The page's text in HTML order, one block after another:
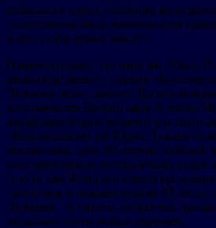
развивался спорт, особенно
спортсменов были возможности
и достигать новых высот».
Примечательно, что парк им. Юрия
непосредственно с парком
Лужкова тесно связано. По его
восстановлен Дворец царя Алексея
выдающееся произведение русского
«Коломенском» же Юрий Лужков
москвичами свой 80-летний юбилей,
восстановлению исторических садов
спустя уже Фонд его имени
субботник в ознаменование 85-летия
Лужкова – и тысячи москвичей
несколько сотен новых деревьев.